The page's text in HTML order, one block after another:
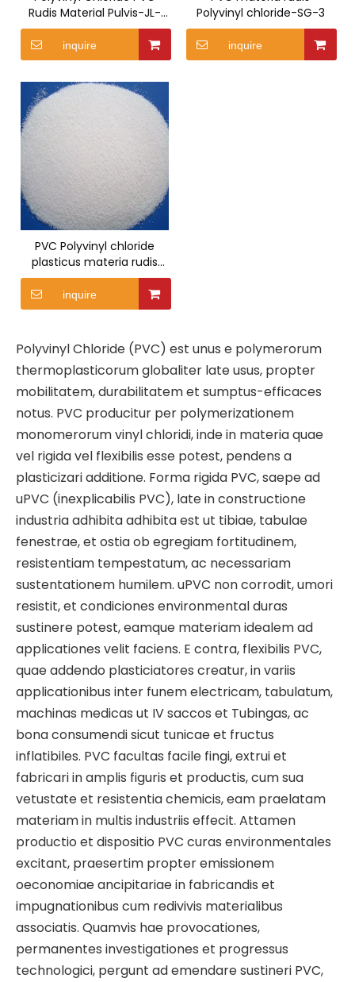
Rudis Material Pulvis-JL-
1000
inquire
Polyvinyl chloride-SG-3
inquire
PVC Polyvinyl chloride
plasticus materia rudis
pulveris DG-1000S
inquire
Polyvinyl Chloride (PVC) est unus e polymerorum
thermoplasticorum globaliter late usus, propter
mobilitatem, durabilitatem et sumptus-efficaces
notus. PVC producitur per polymerizationem
monomerorum vinyl chloridi, inde in materia quae
vel rigida vel flexibilis esse potest, pendens a
plasticizari additione. Forma rigida PVC, saepe ad
uPVC (inexplicabilis PVC), late in constructione
industria adhibita adhibita est ut tibiae, tabulae
fenestrae, et ostia ob egregiam fortitudinem,
resistentiam tempestatum, ac necessariam
sustentationem humilem. uPVC non corrodit, umori
resistit, et condiciones environmental duras
sustinere potest, eamque materiam idealem ad
applicationes velit faciens. E contra, flexibilis PVC,
quae addendo plasticiatores creatur, in variis
applicationibus inter funem electricam, tabulatum,
machinas medicas ut IV saccos et Tubingas, ac
bona consumendi sicut tunicae et fructus
inflatibiles. PVC facultas facile fingi, extrui et
fabricari in amplis figuris et productis, cum sua
vetustate et resistentia chemicis, eam praelatam
materiam in multis industriis effecit. Attamen
productio et dispositio PVC curas environmentales
excitant, praesertim propter emissionem
oeconomiae ancipitariae in fabricandis et
impugnationibus cum redivivis materialibus
associatis. Quamvis hae provocationes,
permanentes investigationes et progressus
technologici, pergunt ad emendare sustineri PVC,